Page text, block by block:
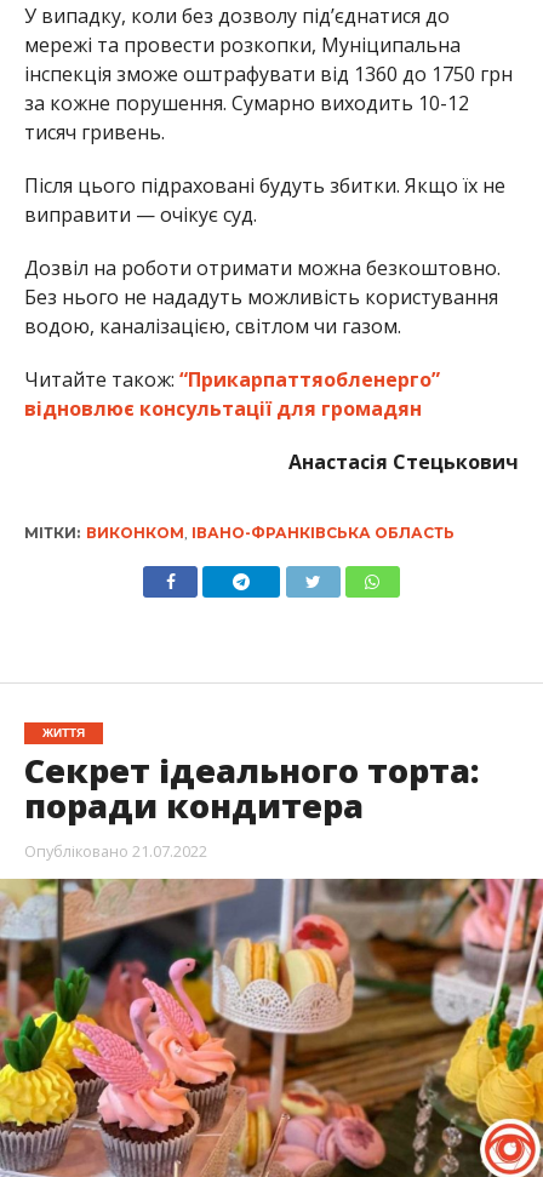
У випадку, коли без дозволу під’єднатися до
мережі та провести розкопки, Муніципальна
інспекція зможе оштрафувати від 1360 до 1750 грн
за кожне порушення. Сумарно виходить 10-12
тисяч гривень.
Після цього підраховані будуть збитки. Якщо їх не
виправити — очікує суд.
Дозвіл на роботи отримати можна безкоштовно.
Без нього не нададуть можливість користування
водою, каналізацією, світлом чи газом.
Читайте також: “Прикарпаттяобленерго”
відновлює консультації для громадян
Анастасія Стецькович
МІТКИ: ВИКОНКОМ ІВАНО-ФРАНКІВСЬКА ОБЛАСТЬ
ЖИТТЯ
Секрет ідеального торта:
поради кондитера
Опубліковано 21.07.2022